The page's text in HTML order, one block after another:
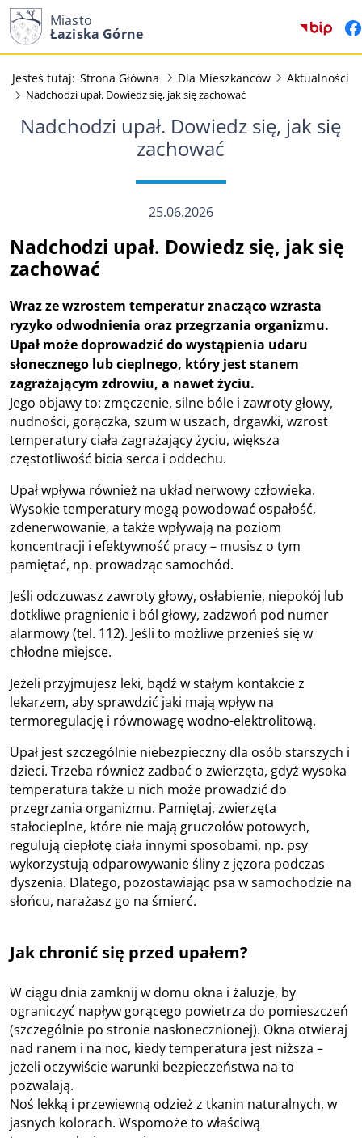
Miasto
Łaziska Górne
Jesteś tutaj: Strona Główna Dla Mieszkańców Aktualności
Nadchodzi upał. Dowiedz się, jak się zachować
Nadchodzi upał. Dowiedz się, jak się
zachować
25.06.2026
Nadchodzi upał. Dowiedz się, jak się
zachować
Wraz ze wzrostem temperatur znacząco wzrasta
ryzyko odwodnienia oraz przegrzania organizmu.
Upał może doprowadzić do wystąpienia udaru
słonecznego lub cieplnego, który jest stanem
zagrażającym zdrowiu, a nawet życiu.
Jego objawy to: zmęczenie, silne bóle i zawroty głowy,
nudności, gorączka, szum w uszach, drgawki, wzrost
temperatury ciała zagrażający życiu, większa
częstotliwość bicia serca i oddechu.
Upał wpływa również na układ nerwowy człowieka.
Wysokie temperatury mogą powodować ospałość,
zdenerwowanie, a także wpływają na poziom
koncentracji i efektywność pracy – musisz o tym
pamiętać, np. prowadząc samochód.
Jeśli odczuwasz zawroty głowy, osłabienie, niepokój lub
dotkliwe pragnienie i ból głowy, zadzwoń pod numer
alarmowy (tel. 112). Jeśli to możliwe przenieś się w
chłodne miejsce.
Jeżeli przyjmujesz leki, bądź w stałym kontakcie z
lekarzem, aby sprawdzić jaki mają wpływ na
termoregulację i równowagę wodno-elektrolitową.
Upał jest szczególnie niebezpieczny dla osób starszych i
dzieci. Trzeba również zadbać o zwierzęta, gdyż wysoka
temperatura także u nich może prowadzić do
przegrzania organizmu. Pamiętaj, zwierzęta
stałocieplne, które nie mają gruczołów potowych,
regulują ciepłotę ciała innymi sposobami, np. psy
wykorzystują odparowywanie śliny z jęzora podczas
dyszenia. Dlatego, pozostawiając psa w samochodzie na
słońcu, narażasz go na śmierć.
Jak chronić się przed upałem?
W ciągu dnia zamknij w domu okna i żaluzje, by
ograniczyć napływ gorącego powietrza do pomieszczeń
(szczególnie po stronie nasłonecznionej). Okna otwieraj
nad ranem i na noc, kiedy temperatura jest niższa –
jeżeli oczywiście warunki bezpieczeństwa na to
pozwalają.
Noś lekką i przewiewną odzież z tkanin naturalnych, w
jasnych kolorach. Wspomoże to właściwą